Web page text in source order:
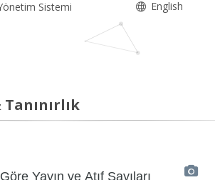
Sistemi English
Yayın ve Atıf Sayıları